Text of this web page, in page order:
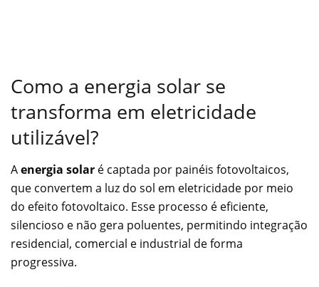
Como a energia solar se
transforma em eletricidade
utilizável?
Aenergia solar é captada por painéis fotovoltaicos,
que convertem a luz do sol em eletricidade por meio
do efeito fotovoltaico. Esse processo é eficiente,
silencioso e não gera poluentes, permitindo integração
residencial, comercial e industrial de forma
progressiva.